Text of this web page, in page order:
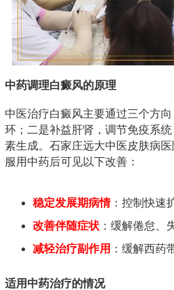
中药调理白癜风的原理
中医治疗白癜风主要通过三个方
环；二是补益肝肾，调节免疫系
素生成。石家庄远大中医皮肤病
服用中药后可见以下改善：
稳定发展期病情：控制快速
改善伴随症状 ：缓解倦怠、
减轻治疗副作用 ：缓解西药
适用中药治疗的情况